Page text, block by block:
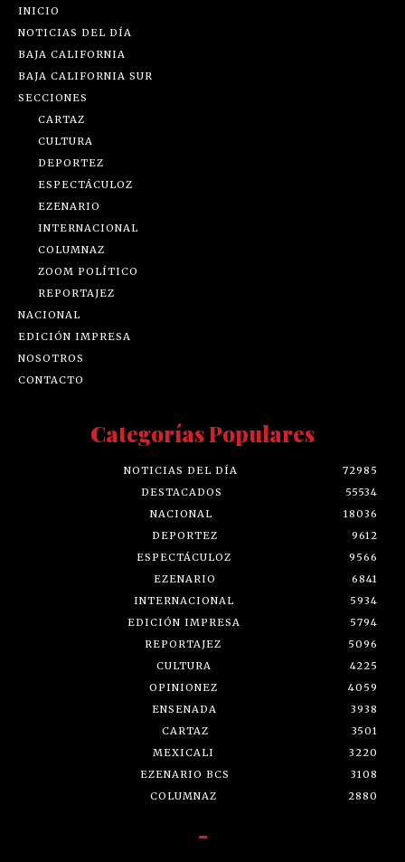
INICIO
NOTICIAS DEL DÍA
BAJA CALIFORNIA
BAJA CALIFORNIA SUR
SECCIONES
CARTAZ
CULTURA
DEPORTEZ
ESPECTÁCULOZ
EZENARIO
INTERNACIONAL
COLUMNAZ
ZOOM POLÍTICO
REPORTAJEZ
NACIONAL
EDICIÓN IMPRESA
NOSOTROS
CONTACTO
Categorías Populares
NOTICIAS DEL DÍA
72985
DESTACADOS
55534
NACIONAL
18036
DEPORTEZ
9612
ESPECTÁCULOZ
9566
EZENARIO
6841
INTERNACIONAL
5934
EDICIÓN IMPRESA
5794
REPORTAJEZ
5096
CULTURA
4225
OPINIONEZ
4059
ENSENADA
3938
CARTAZ
3501
MEXICALI
3220
EZENARIO BCS
3108
COLUMNAZ
2880
-